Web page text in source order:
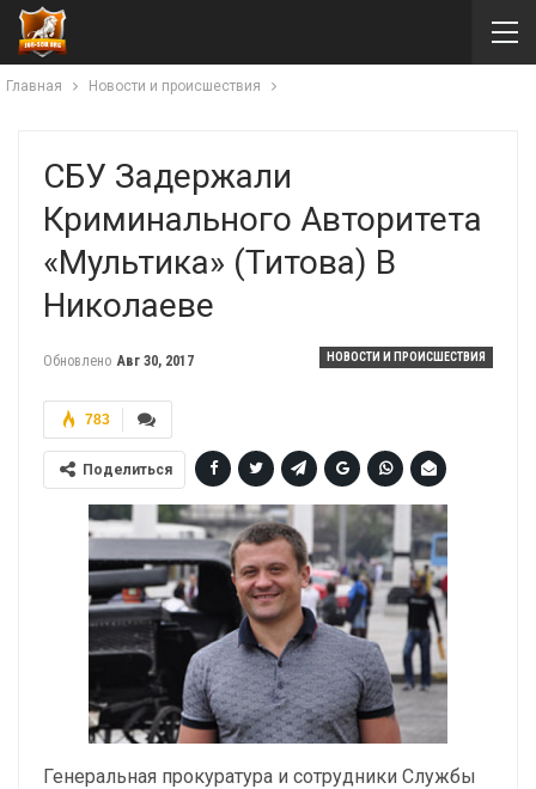
Главная Новости и происшествия
СБУ Задержали
Криминального Авторитета
«Мультика» (Титова) В
Николаеве
НОВОСТИ И ПРОИСШЕСТВИЯ
Обновлено Авг 30, 2017
783
Поделиться
Генеральная прокуратура и сотрудники Службы